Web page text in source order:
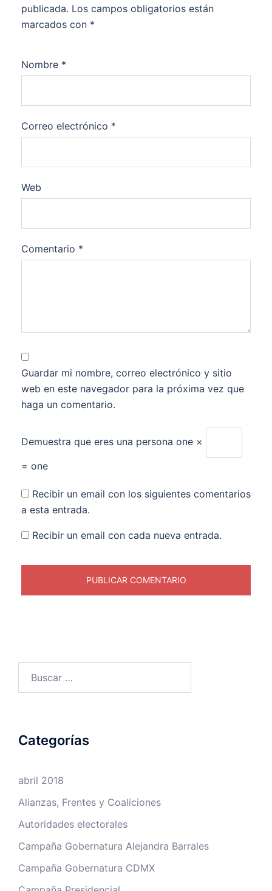
publicada. Los campos obligatorios están
marcados con *
Nombre *
Correo electrónico *
Web
Comentario *
Guardar mi nombre, correo electrónico y sitio
web en este navegador para la próxima vez que
haga un comentario.
Demuestra que eres una persona one ×
= one
Recibir un email con los siguientes comentarios
a esta entrada.
Recibir un email con cada nueva entrada.
Categorías
abril 2018
Alianzas, Frentes y Coaliciones
Autoridades electorales
Campaña Gobernatura Alejandra Barrales
Campaña Gobernatura CDMX